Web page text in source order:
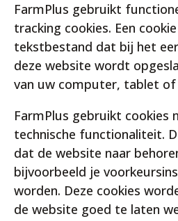
FarmPlus gebruikt
tracking cookies. Een
tekstbestand dat bij het
deze website wordt
van uw computer, tablet
FarmPlus gebruikt cookies
technische functionaliteit.
dat de website naar
bijvoorbeeld je
worden. Deze cookies
de website goed te laten